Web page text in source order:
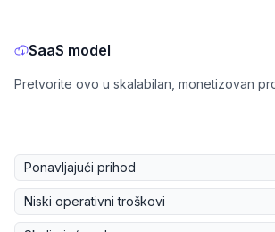
SaaS model
Pretvorite ovo u skalabilan, monetizovan
Ponavljajući prihod
Niski operativni troškovi